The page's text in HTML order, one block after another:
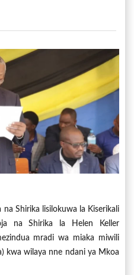
Shirika lisilokuwa la Kiserikali
na Shirika la Helen Keller
mradi wa miaka miwili
kwa wilaya nne ndani ya Mkoa